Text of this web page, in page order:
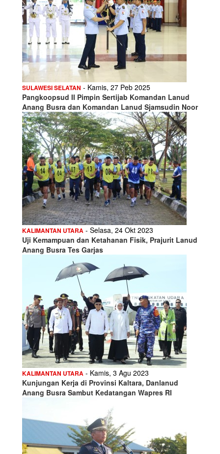
SULAWESI SELATAN - Kamis, 27 Peb 2025
Pangkoopsud II Pimpin Sertijab Komandan Lanud
Anang Busra dan Komandan Lanud Sjamsudin Noor
KALIMANTAN UTARA - Selasa, 24 Okt 2023
Uji Kemampuan dan Ketahanan Fisik, Prajurit Lanud
Anang Busra Tes Garjas
KALIMANTAN UTARA - Kamis, 3 Agu 2023
Kunjungan Kerja di Provinsi Kaltara, Danlanud
Anang Busra Sambut Kedatangan Wapres RI